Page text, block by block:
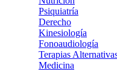
Psiquiatría
Derecho
Kinesiología
Fonoaudiología
Terapias
Medicina